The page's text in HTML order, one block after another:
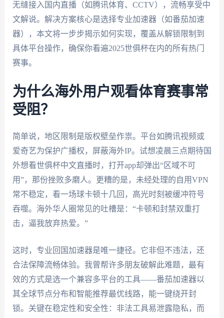
无缝接入国内直播（如腾讯体育、CCTV），流畅享受中
文解说。解决方案核心是选择专业加速器（如番茄加速
器），本文将一步步揭示如何实现，覆盖从解锁限制到
具体平台操作，确保你看遍2025世俱杯在内的所有热门
赛事。
为什么海外用户观看体育赛事常
受阻？
简单说，地区限制是版权壁垒作祟。平台如腾讯视频或
爱奇艺为保护广播权，屏蔽海外IP。试想凌晨三点期待国
外想看世俱杯中文直播时，打开app却弹出“区域不可
用”，那份挫败多磨人。更糟的是，未经处理的自用VPN
常不稳定，看一场球卡顿十几回，高光时刻被缓冲符号
吞噬。海外华人圈常见的吐槽是：“卡顿和封禁双重打
击，逼我放弃热爱。”
这时，专业回国加速器是唯一捷径。它非但不违法，还
合法保障流畅体验。我曾帮许多朋友破解此难题，最有
效的方式是选一个兼容多平台的工具——番茄加速器以
其全球节点分布和智能推荐最优线路，能一键绕开封
锁。关键在稳定性和安全性：非法工具易泄露隐私，而